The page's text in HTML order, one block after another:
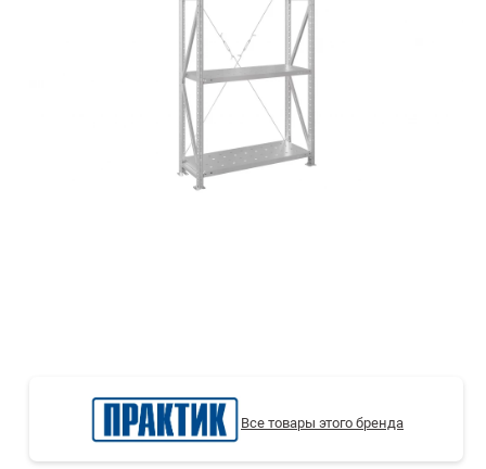
МЕДИЦИНСКАЯ МЕБЕЛЬ
ОФИСНАЯ МЕБЕЛЬ
ОФИСНЫЕ КРЕСЛА
Все товары этого бренда